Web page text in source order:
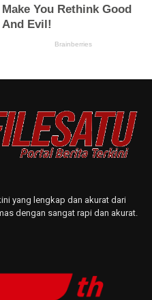
yang lengkap dan akurat dari
dengan sangat rapi dan akurat.